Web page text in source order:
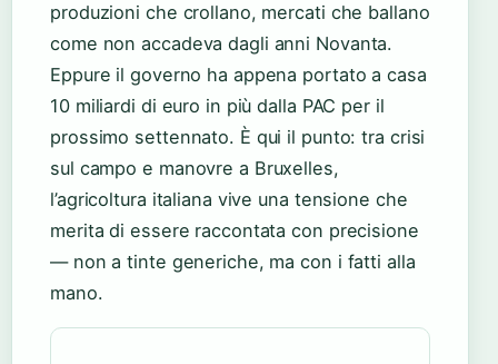
produzioni che crollano, mercati che ballano
come non accadeva dagli anni Novanta.
Eppure il governo ha appena portato a casa
10 miliardi di euro in più dalla PAC per il
prossimo settennato. È qui il punto: tra crisi
sul campo e manovre a Bruxelles,
l’agricoltura italiana vive una tensione che
merita di essere raccontata con precisione
— non a tinte generiche, ma con i fatti alla
mano.